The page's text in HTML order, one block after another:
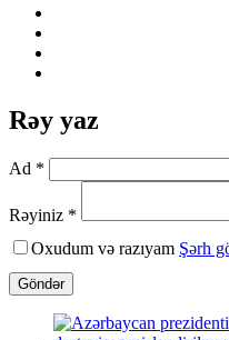
Rəy yaz
Ad *
Rəyiniz *
Oxudum və razıyam Şərh
Göndər